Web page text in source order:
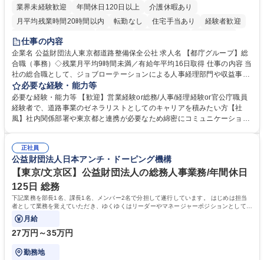
業界未経験歓迎
年間休日120日以上
介護休暇あり
月平均残業時間20時間以内
転勤なし 住宅手当あり
経験者歓迎
研修あり
退職金あり
駅近5分以内
資格取得手当あり 食事補助あり
仕事の内容
企業名 公益財団法人東京都道路整備保全公社 求人名 【都庁グループ】総
合職（事務）◇残業月平均9時間未満／有給年平均16日取得 仕事の内容 当
社の総合職として、ジョブローテーションによる人事経理部門や収益事業
等のフロント部門の部署等幅広い部署での業務をお任せいたします。研修
制度やキャリア支援が充実しております！ ※下記業務詳細 【業務詳細】■
管理部門：広報、人事、経理など当公社の運営に係る管理業務 ■収益部
門：駐車場の新規開拓、管理運営、新宿駅西口広場の「イベントコーナ
道路施設や道路工事現場の見学ツアー事業 ※入社後は上記いずれかの部門
へ配属。※業務内容変更の範囲：会社の定める業務 募集職種 【都庁グル
ープ】総合職（事務）◇残業月平均9時間未満／有給年平均16日取得
必要な経験・能力等
必要な経験・能力等 【歓迎】営業経験or総務/人事/経理経験or官公庁職員
経験者で、道路事業のゼネラリストとしてのキャリアを積みたい方【社
風】社内関係部署や東京都と連携が必要なため綿密にコミュニケーション
部門など多岐に渡る業務を経験できます。 ■様々なプロジェクト：駐車場
事業の他、新宿駅西口広場内に設置された照明を兼ねた広告「ブライトサ
イン」の管理運営を行うなど、事業収益を生み出す活動を積極的に行って
います。 学歴・資格 学歴：大学院 大学 高専 短大 専修学校 高校 語学力：
資格：
正社員
公益財団法人日本アンチ・ドーピング機構
【東京/文京区】公益財団法人の総務人事業務/年間休日
125日 総務
下記業務を部長1名、課長1名、メンバー2名で分担して遂行しています。 はじめは担当
者として業務を覚えていただき、ゆくゆくはリーダーやマネージャーポジションとして活
躍いただくことを期待しています。
月給
27万円～35万円
勤務地